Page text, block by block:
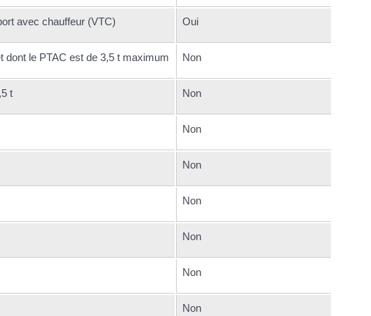
avec chauffeur (VTC) Oui
le PTAC est de 3,5 t maximum Non
t Non
Non
Non
Non
Non
Non
Non